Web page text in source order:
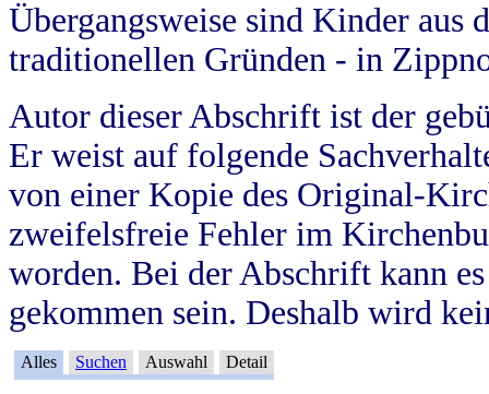
Übergangsweise sind Kinder aus
traditionellen Gründen - in
Autor dieser Abschrift ist der
Er weist auf folgende
von einer Kopie des Original-
zweifelsfreie Fehler im
worden. Bei der Abschrift kann
gekommen sein. Deshalb wird
Alles Suchen Auswahl Detail